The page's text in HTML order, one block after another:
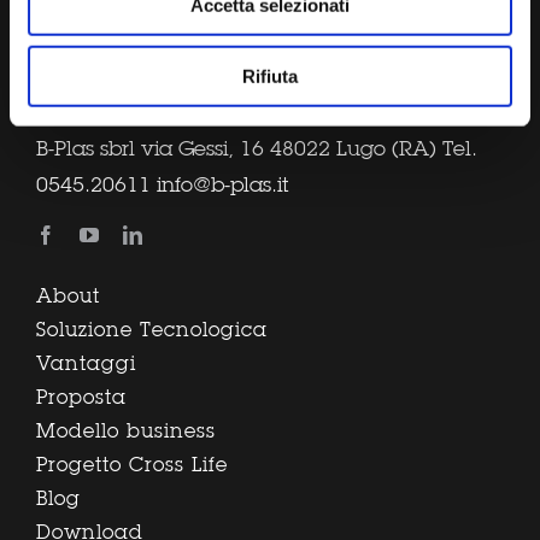
Accetta selezionati
Rifiuta
B-Plas sbrl via Gessi, 16 48022 Lugo (RA) Tel.
0545.20611 info@b-plas.it
About
Soluzione Tecnologica
Vantaggi
Proposta
Modello business
Progetto Cross Life
Blog
Download